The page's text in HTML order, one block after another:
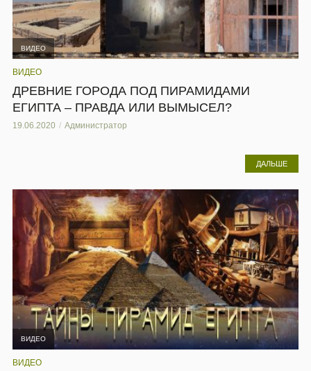
ВИДЕО
ВИДЕО
ДРЕВНИЕ ГОРОДА ПОД ПИРАМИДАМИ
ЕГИПТА – ПРАВДА ИЛИ ВЫМЫСЕЛ?
19.06.2020 Администратор
ДАЛЬШЕ
ВИДЕО
ВИДЕО